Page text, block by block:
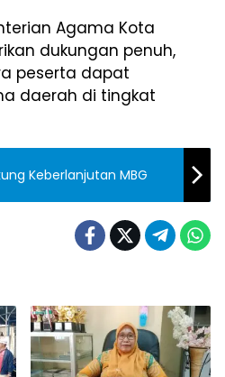
Agama Kota
dukungan penuh,
peserta dapat
daerah di tingkat
Keberlanjutan MBG